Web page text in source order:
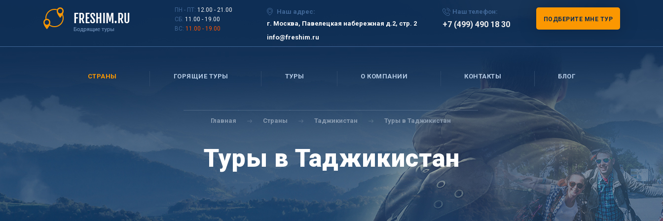
ПН - ПТ: 12.00 - 21.00
СБ: 11.00 - 19.00
ВС: 11.00 - 19.00
Наш адрес:
г. Москва, Павелецкая набережная д.2, стр. 2
info@freshim.ru
Наш телефон:
+7 (499) 490 18 30
ПОДБЕРИТЕ МНЕ ТУР
СТРАНЫ ГОРЯЩИЕ ТУРЫ ТУРЫ О КОМПАНИИ КОНТАКТЫ БЛОГ
Вы
здесь
Главная Страны Таджикистан Туры в Таджикистан
Туры в Таджикистан